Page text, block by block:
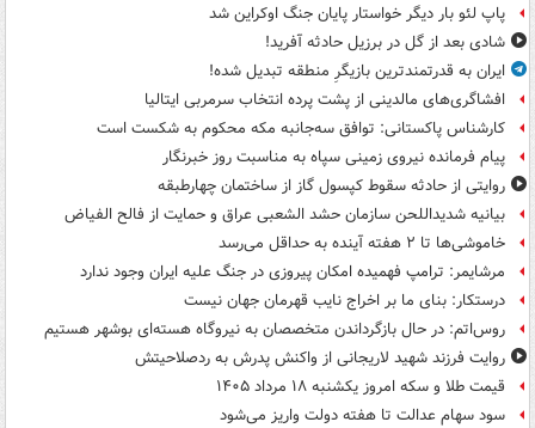
پاپ لئو بار دیگر خواستار پایان جنگ اوکراین شد
شادی بعد از گل در برزیل حادثه آفرید!
ایران به قدرتمندترین بازیگرِ منطقه تبدیل شده!
افشاگری‌های مالدینی از پشت پرده انتخاب سرمربی ایتالیا
کارشناس پاکستانی: توافق سه‌جانبه مکه محکوم به شکست است
پیام فرمانده نیروی زمینی سپاه به مناسبت روز خبرنگار
روایتی از حادثه سقوط کپسول گاز از ساختمان چهارطبقه
بیانیه شدیداللحن سازمان حشد الشعبی عراق و حمایت از فالح الفیاض
خاموشی‌ها تا ۲ هفته آینده به حداقل می‌رسد
مرشایمر: ترامپ فهمیده امکان پیروزی در جنگ علیه ایران وجود ندارد
درستکار: بنای ما بر اخراج نایب قهرمان جهان نیست
روس‌اتم: در حال بازگرداندن متخصصان به نیروگاه هسته‌ای بوشهر هستیم
روایت فرزند شهید لاریجانی از واکنش پدرش به ردصلاحیتش
قیمت طلا و سکه امروز یکشنبه ۱۸ مرداد ۱۴۰۵
سود سهام عدالت تا هفته دولت واریز می‌شود